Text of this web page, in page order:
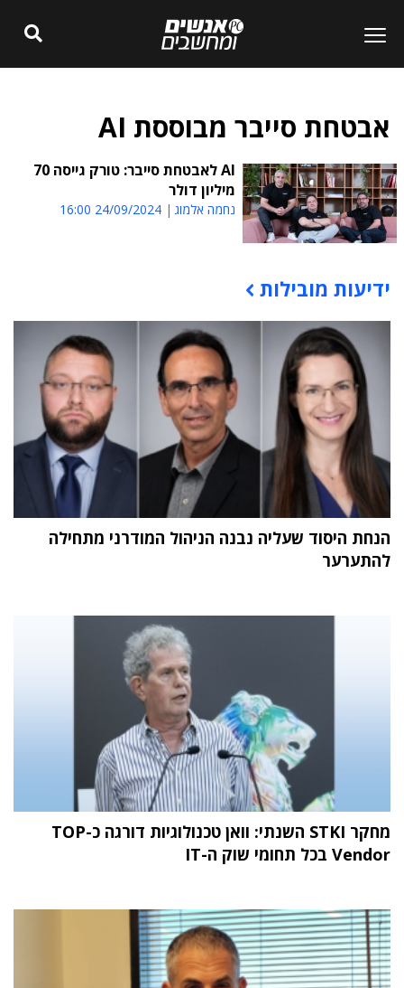
אבטחת סייבר מבוססת AI
AI לאבטחת סייבר: טורק גייסה 70
מיליון דולר
נחמה אלמוג 24/09/2024 16:00
תוכן פרסומי
ידיעות מובילות
הנחת היסוד שעליה נבנה הניהול המודרני מתחילה
להתערער
מחקר STKI השנתי: וואן טכנולוגיות דורגה כ-TOP
Vendor בכל תחומי שוק ה-IT